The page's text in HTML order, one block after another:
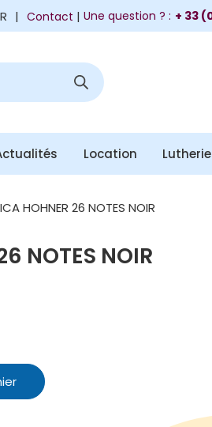
Contact | Une question ? : + 33
Location
HOHNER 26 NOTES NOIR
NOTES NOIR